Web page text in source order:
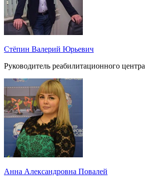
Стёпин Валерий Юрьевич
Руководитель реабилитационного центра
Анна Александровна Повалей